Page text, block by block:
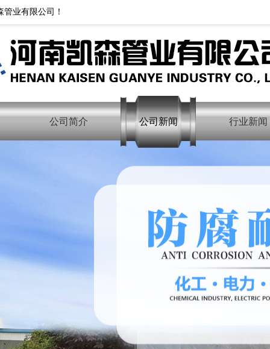
业有限公司！
公司简介 公司新闻 行业新闻